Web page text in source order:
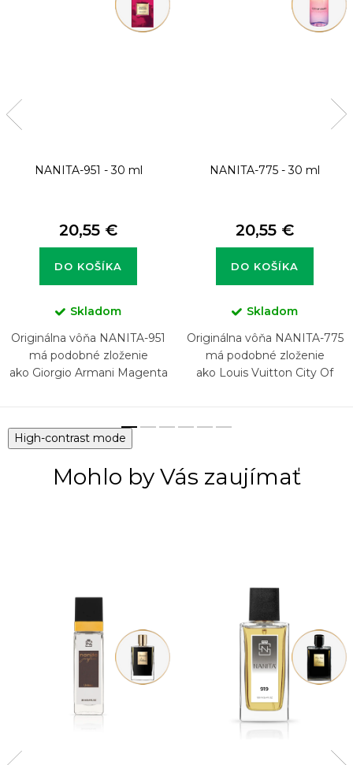
NANITA-951 - 30 ml
20,55 €
DO KOŠÍKA
Skladom
Originálna vôňa NANITA-951
má podobné zloženie
ako Giorgio Armani Magenta
NANITA-775 - 30 ml
20,55 €
DO KOŠÍKA
Skladom
Originálna vôňa NANITA-775
má podobné zloženie
ako Louis Vuitton City Of
High-contrast mode
Mohlo by Vás zaujímať